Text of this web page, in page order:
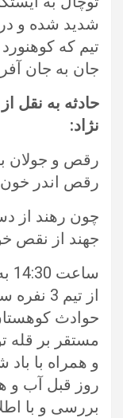
شدید شده و در
تیم که
جان به جان
حادثه به نقل
نژاد:
رقص و
رقص اندر خون
چون رهند
جهند از نقص
از تیم
حوادث
مستقر بر قله
و همراه با
روز قبل آب و
بررسی و با